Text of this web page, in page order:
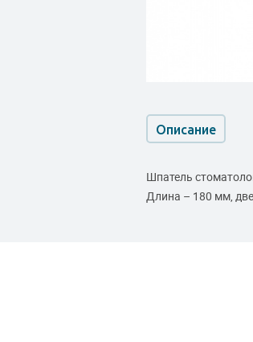
Описание
Шпатель
Длина – 180 мм,